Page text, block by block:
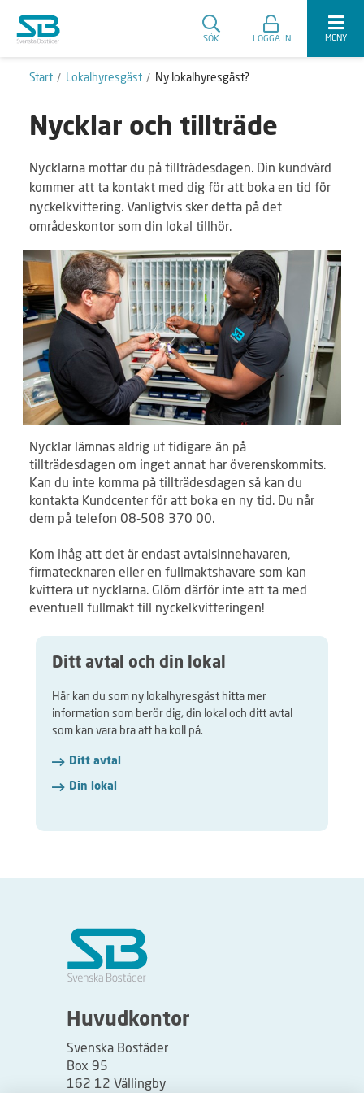
SÖK LOGGA IN MENY
Start Lokalhyresgäst Ny lokalhyresgäst?
Nycklar och tillträde
Nycklarna mottar du på tillträdesdagen. Din kundvärd
kommer att ta kontakt med dig för att boka en tid för
nyckelkvittering. Vanligtvis sker detta på det
områdeskontor som din lokal tillhör.
Nycklar lämnas aldrig ut tidigare än på
tillträdesdagen om inget annat har överenskommits.
Kan du inte komma på tillträdesdagen så kan du
kontakta Kundcenter för att boka en ny tid. Du når
dem på telefon 08-508 370 00.
Kom ihåg att det är endast avtalsinnehavaren,
firmatecknaren eller en fullmaktshavare som kan
kvittera ut nycklarna. Glöm därför inte att ta med
eventuell fullmakt till nyckelkvitteringen!
Ditt avtal och din lokal
Här kan du som ny lokalhyresgäst hitta mer
information som berör dig, din lokal och ditt avtal
som kan vara bra att ha koll på.
Ditt avtal
Din lokal
Huvudkontor
Svenska Bostäder
Box 95
162 12 Vällingby